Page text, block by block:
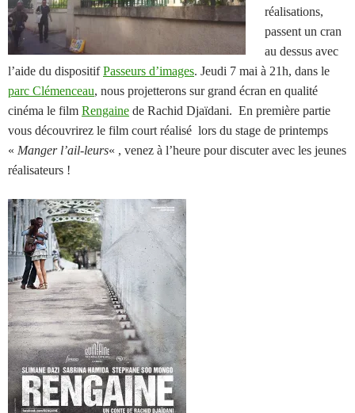
réalisations,
passent un cran
au dessus avec
l’aide du dispositifPasseurs d’images. Jeudi 7 mai à 21h, dans le
parc Clémenceau, nous projetterons sur grand écran en qualité
cinéma le film Rengaine de Rachid Djaïdani. En première partie
vous découvrirez le film court réalisé lors du stage de printemps
« Manger l’ail-leurs« , venez à l’heure pour discuter avec les jeunes
réalisateurs !